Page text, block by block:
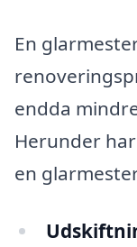
En
endda
Herunder
en